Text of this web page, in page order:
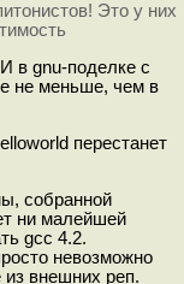
Это у них
в gnu-поделке с
не меньше, чем в
перестанет
собранной
ни малейшей
gcc 4.2.
невозможно
из внешних реп.